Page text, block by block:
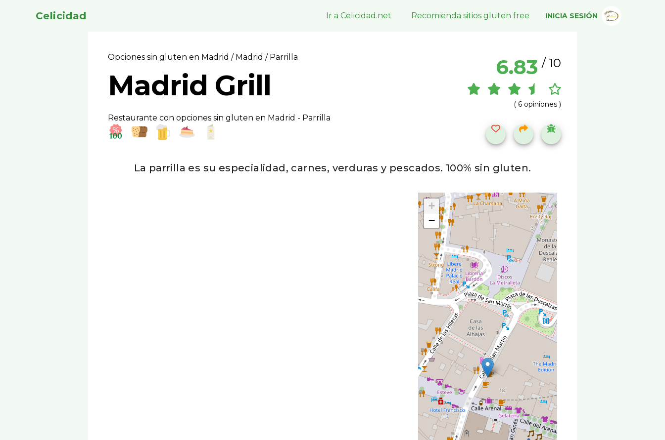
Celicidad Ir a Celicidad.net Recomienda sitios gluten free INICIA SESIÓN
Opciones sin gluten en Madrid/ Madrid / Parrilla
Madrid Grill
Restaurante con opciones sin gluten en Madrid - Parrilla
6.83 / 10
( 6 opiniones )
La parrilla es su especialidad, carnes, verduras y pescados. 100% sin gluten.
+
−